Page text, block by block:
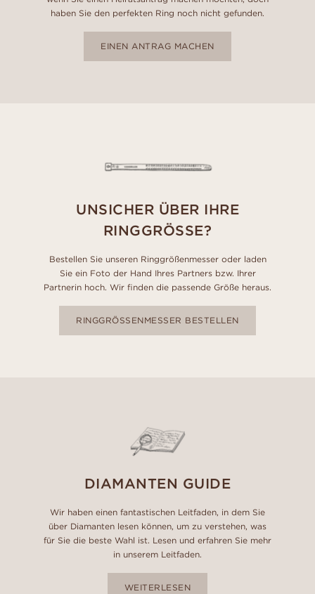
haben Sie den perfekten Ring noch nicht gefunden.
EINEN ANTRAG MACHEN
UNSICHER ÜBER IHRE
RINGGRÖSSE?
Bestellen Sie unseren Ringgrößenmesser oder laden
Sie ein Foto der Hand Ihres Partners bzw. Ihrer
Partnerin hoch. Wir finden die passende Größe heraus.
RINGGRÖSSENMESSER BESTELLEN
DIAMANTEN GUIDE
Wir haben einen fantastischen Leitfaden, in dem Sie
über Diamanten lesen können, um zu verstehen, was
für Sie die beste Wahl ist. Lesen und erfahren Sie mehr
in unserem Leitfaden.
WEITERLESEN